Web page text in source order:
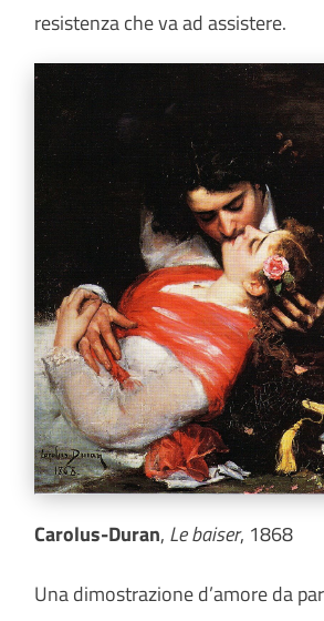
resistenza che va ad assistere.
Carolus-Duran, Le baiser, 1868
Una dimostrazione d’amore da